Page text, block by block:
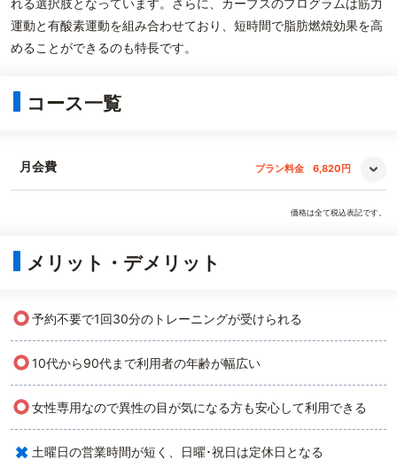
れる選択肢となっています。さらに、カーブスのプログラムは筋力
運動と有酸素運動を組み合わせており、短時間で脂肪燃焼効果を高
めることができるのも特長です。
コース一覧
月会費 プラン料金 6,820円
価格は全て税込表記です。
メリット・デメリット
○予約不要で1回30分のトレーニングが受けられる
○10代から90代まで利用者の年齢が幅広い
○女性専用なので異性の目が気になる方も安心して利用できる
× 土曜日の営業時間が短く、日曜･祝日は定休日となる